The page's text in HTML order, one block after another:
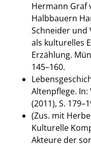
Hermann Graf
Halbbauern
Schneider und
als kulturelles
Erzählung.
145–160.
Altenpflege. In:
(2011), S.
(Zus. mit
Kulturelle
Akteure der